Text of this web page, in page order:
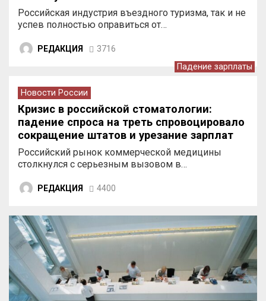
Российская индустрия въездного туризма, так и не
успев полностью оправиться от…
РЕДАКЦИЯ 3716
Падение зарплаты
Новости России
Кризис в российской стоматологии:
падение спроса на треть спровоцировало
сокращение штатов и урезание зарплат
врачей
Российский рынок коммерческой медицины
столкнулся с серьезным вызовом в…
РЕДАКЦИЯ 4400